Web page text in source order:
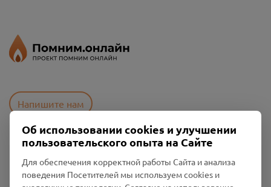
Напишите нам
Политика конфиденциальности
Промо-материалы
Об использовании cookies и улучшении
пользовательского опыта на Сайте
Для обеспечения корректной работы Сайта и анализа
поведения Посетителей мы используем cookies и